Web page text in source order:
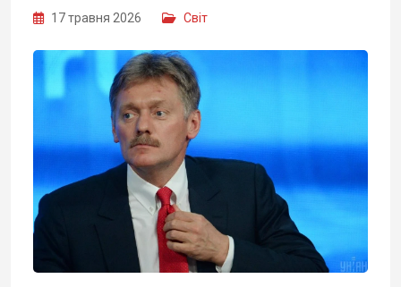
17 травня 2026 Світ